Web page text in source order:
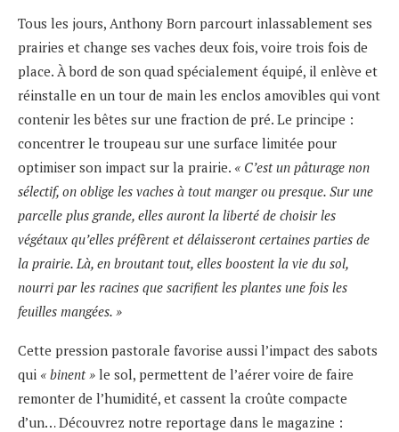
Tous les jours, Anthony Born parcourt inlassablement ses
prairies et change ses vaches deux fois, voire trois fois de
place. À bord de son quad spécialement équipé, il enlève et
réinstalle en un tour de main les enclos amovibles qui vont
contenir les bêtes sur une fraction de pré. Le principe :
concentrer le troupeau sur une surface limitée pour
optimiser son impact sur la prairie. « C’est un pâturage non
sélectif, on oblige les vaches à tout manger ou presque. Sur une
parcelle plus grande, elles auront la liberté de choisir les
végétaux qu’elles préfèrent et délaisseront certaines parties de
la prairie. Là, en broutant tout, elles boostent la vie du sol,
nourri par les racines que sacrifient les plantes une fois les
feuilles mangées. »
Cette pression pastorale favorise aussi l’impact des sabots
qui « binent » le sol, permettent de l’aérer voire de faire
remonter de l’humidité, et cassent la croûte compacte
d’un… Découvrez notre reportage dans le magazine :